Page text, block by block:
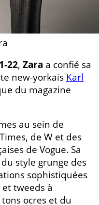
22, Zara a confié sa
new-yorkais Karl
du magazine
au sein de
de W et des
de Vogue. Sa
style grunge des
sophistiquées
tweeds à
ocres et du